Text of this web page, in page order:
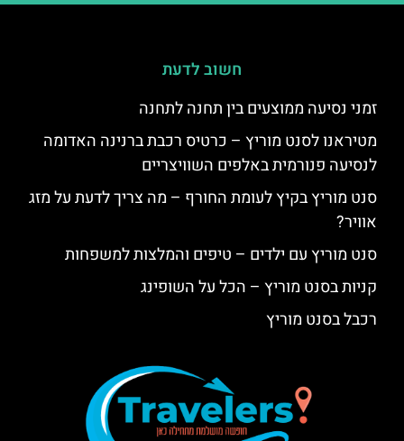
חשוב לדעת
זמני נסיעה ממוצעים בין תחנה לתחנה
מטיראנו לסנט מוריץ – כרטיס רכבת ברנינה האדומה
לנסיעה פנורמית באלפים השוויצריים
סנט מוריץ בקיץ לעומת החורף – מה צריך לדעת על מזג
אוויר?
סנט מוריץ עם ילדים – טיפים והמלצות למשפחות
קניות בסנט מוריץ – הכל על השופינג
רכבל בסנט מוריץ